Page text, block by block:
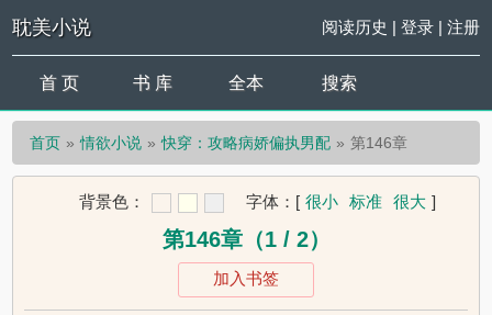
耽美小说 阅读历史 | 登录| 注册
首 页 书 库 全本 搜索
首页 情欲小说 快穿：攻略病娇偏执男配 第146章
背景色： 字体： [ 很小 标准 很大 ]
第146章（1 / 2）
加入书签